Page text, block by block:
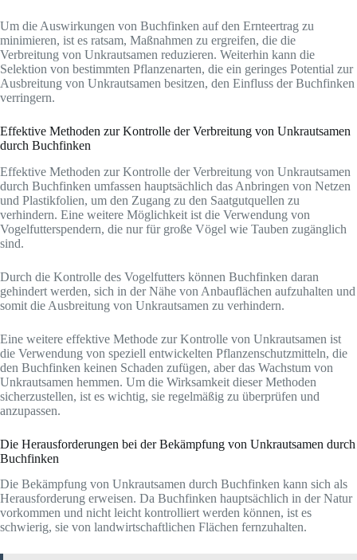
Um die Auswirkungen von Buchfinken auf den Ernteertrag zu
minimieren, ist es ratsam, Maßnahmen zu ergreifen, die die
Verbreitung von Unkrautsamen reduzieren. Weiterhin kann die
Selektion von bestimmten Pflanzenarten, die ein geringes Potential zur
Ausbreitung von Unkrautsamen besitzen, den Einfluss der Buchfinken
verringern.
Effektive Methoden zur Kontrolle der Verbreitung von Unkrautsamen
durch Buchfinken
Effektive Methoden zur Kontrolle der Verbreitung von Unkrautsamen
durch Buchfinken umfassen hauptsächlich das Anbringen von Netzen
und Plastikfolien, um den Zugang zu den Saatgutquellen zu
verhindern. Eine weitere Möglichkeit ist die Verwendung von
Vogelfutterspendern, die nur für große Vögel wie Tauben zugänglich
sind.
Durch die Kontrolle des Vogelfutters können Buchfinken daran
gehindert werden, sich in der Nähe von Anbauflächen aufzuhalten und
somit die Ausbreitung von Unkrautsamen zu verhindern.
Eine weitere effektive Methode zur Kontrolle von Unkrautsamen ist
die Verwendung von speziell entwickelten Pflanzenschutzmitteln, die
den Buchfinken keinen Schaden zufügen, aber das Wachstum von
Unkrautsamen hemmen. Um die Wirksamkeit dieser Methoden
sicherzustellen, ist es wichtig, sie regelmäßig zu überprüfen und
anzupassen.
Die Herausforderungen bei der Bekämpfung von Unkrautsamen durch
Buchfinken
Die Bekämpfung von Unkrautsamen durch Buchfinken kann sich als
Herausforderung erweisen. Da Buchfinken hauptsächlich in der Natur
vorkommen und nicht leicht kontrolliert werden können, ist es
schwierig, sie von landwirtschaftlichen Flächen fernzuhalten.